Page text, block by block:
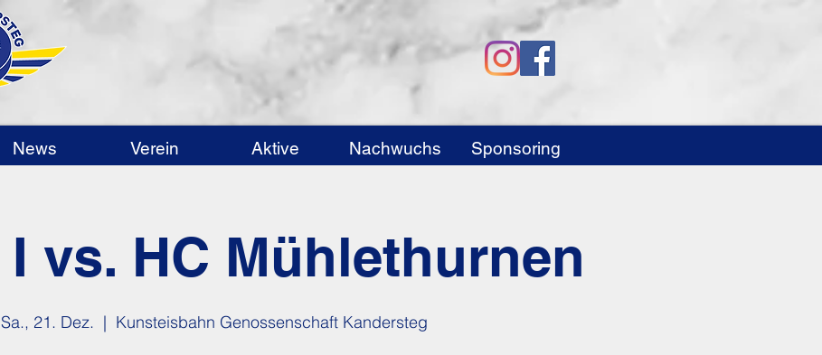
News Verein Aktive Nachwuchs Sponsoring
I vs. HC Mühlethurnen
Sa., 21. Dez.
  |
Kunsteisbahn Genossenschaft Kandersteg